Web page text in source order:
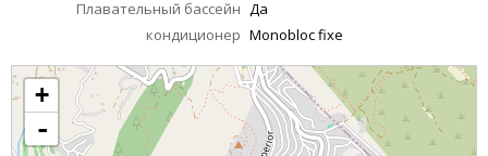
Плавательный бассейн Да
кондиционер Monobloc fixe
+
-